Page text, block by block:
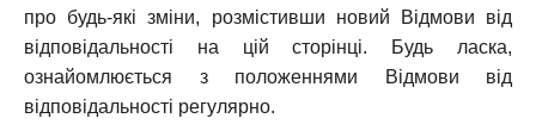
про будь-які зміни, розмістивши новий Відмови від
відповідальності на цій сторінці. Будь ласка,
ознайомлюється з положеннями Відмови від
відповідальності регулярно.